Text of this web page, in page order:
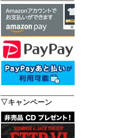
▽キャンペーン